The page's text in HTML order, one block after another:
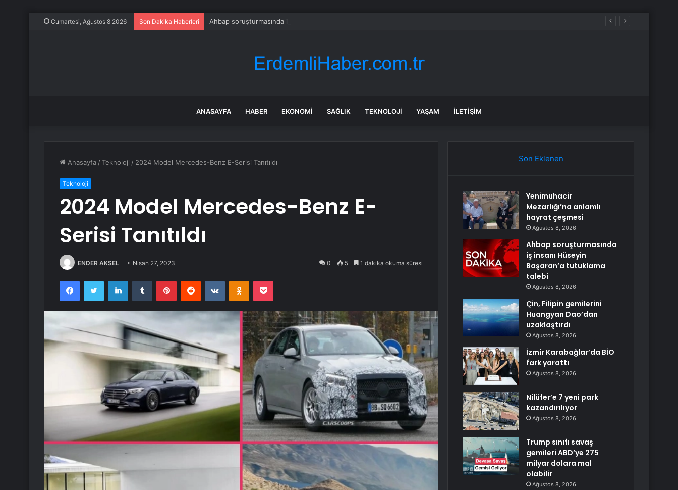
Cumartesi, Ağustos 8 2026 Son Dakika Haberleri Ahbap soruşturmasında iş insanı Hüseyin Başaran’a tutuklama talebi
ANASAYFA HABER EKONOMI SAĞLIK TEKNOLOJI YAŞAM İLETIŞIM
Anasayfa /Teknoloji / 2024 Model Mercedes-Benz E-Serisi Tanıtıldı
Teknoloji
2024 Model Mercedes-Benz E-
Serisi Tanıtıldı
ENDER AKSEL Nisan 27, 2023 0 5 1 dakika okuma süresi
FacebookTwitter LinkedInTumblr PinterestReddit VKontakteOdnoklassniki
Pocket
Son Eklenen
Yenimuhacir
Mezarlığı’na anlamlı
hayrat çeşmesi
Ağustos 8, 2026
Ahbap soruşturmasında
iş insanı Hüseyin
Başaran’a tutuklama
talebi
Ağustos 8, 2026
Çin, Filipin gemilerini
Huangyan Dao’dan
uzaklaştırdı
Ağustos 8, 2026
İzmir Karabağlar’da BİO
fark yarattı
Ağustos 8, 2026
Nilüfer’e 7 yeni park
kazandırılıyor
Ağustos 8, 2026
Trump sınıfı savaş
gemileri ABD’ye 275
milyar dolara mal
olabilir
Ağustos 8, 2026